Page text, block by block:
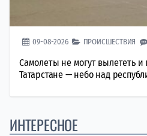
09-08-2026 ПРОИСШЕСТВИЯ
Самолеты не могут вылететь и
Татарстане — небо над
ИНТЕРЕСНОЕ